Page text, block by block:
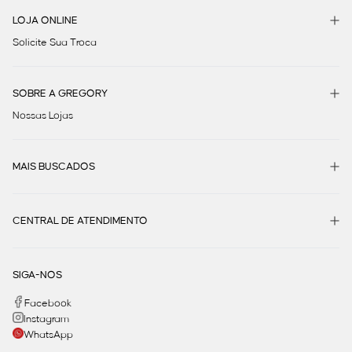
LOJA ONLINE
Solicite Sua Troca
SOBRE A GREGORY
Nossas Lojas
MAIS BUSCADOS
CENTRAL DE ATENDIMENTO
SIGA-NOS
Facebook
Instagram
WhatsApp